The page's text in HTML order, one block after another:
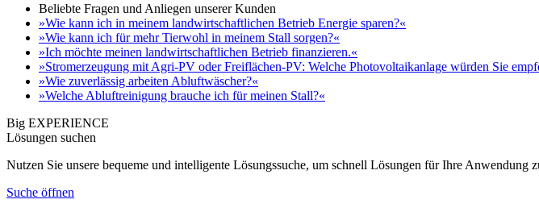
Beliebte Fragen und Anliegen unserer Kunden
»Wie kann ich in meinem landwirtschaftlichen Betrieb Energie sparen?«
»Wie kann ich für mehr Tierwohl in meinem Stall sorgen?«
»Ich möchte meinen landwirtschaftlichen Betrieb finanzieren.«
»Stromerzeugung mit Agri-PV oder Freiflächen-PV: Welche Photovoltaikanlage würden Sie
»Wie zuverlässig arbeiten Abluftwäscher?«
»Welche Abluftreinigung brauche ich für meinen Stall?«
Big EXPERIENCE
Lösungen suchen
Nutzen Sie unsere bequeme und intelligente Lösungssuche, um schnell Lösungen für Ihre
Suche öffnen